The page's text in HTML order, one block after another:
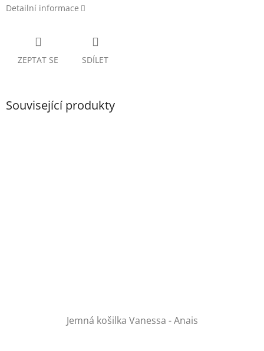
Detailní informace
ZEPTAT SE SDÍLET
Související produkty
Jemná košilka Vanessa - Anais